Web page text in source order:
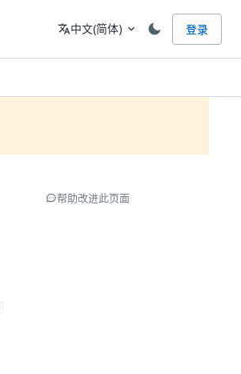
语言
translate中文(简体) expand_more 登录
帮助改进此页面